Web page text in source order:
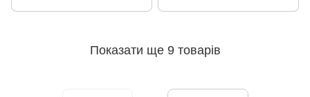
Показати ще 9 товарів